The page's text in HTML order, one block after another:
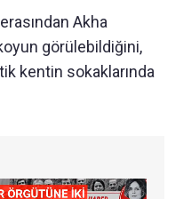
Akha
görülebildiğini,
kentin sokaklarında